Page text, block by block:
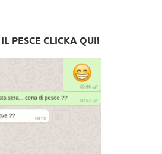
PESCE CLICKA QUI!